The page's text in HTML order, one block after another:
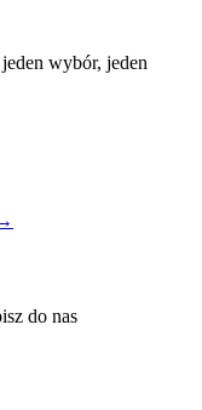
wybór, jeden
do nas